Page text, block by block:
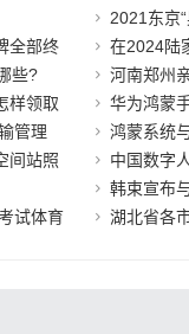
2021东京
全部终
在2024陆
些?
河南郑州
样领取
华为鸿蒙
管理
鸿蒙系统
间站照
中国数字
韩束宣布
试体育 湖北省各